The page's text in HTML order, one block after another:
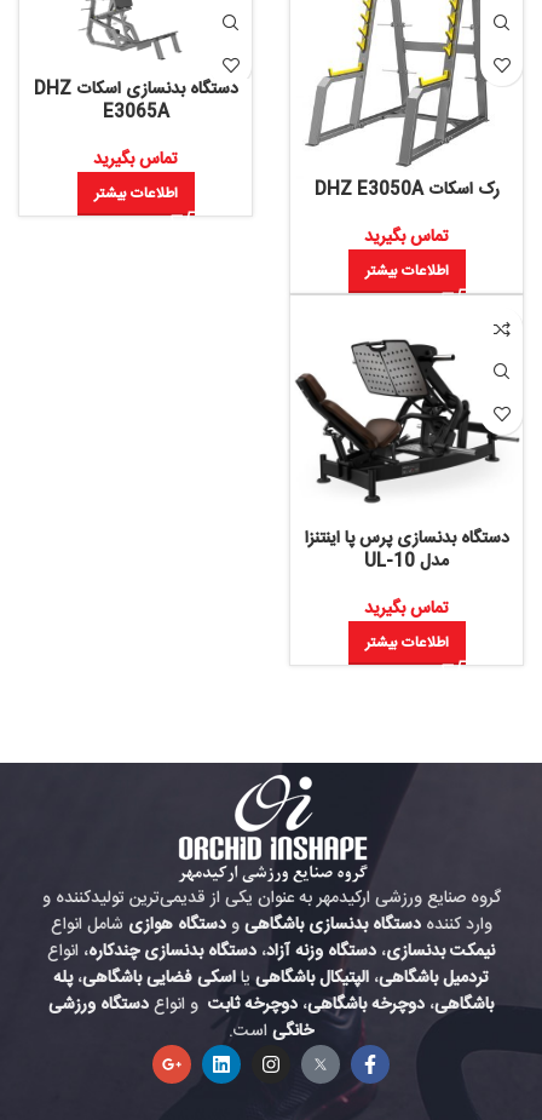
رک اسکات DHZ E3050A
تماس بگیرید
اطلاعات بیشتر
دستگاه بدنسازی اسکات DHZ
E3065A
تماس بگیرید
اطلاعات بیشتر
دستگاه بدنسازی پرس پا اینتنزا
مدل UL-10
تماس بگیرید
اطلاعات بیشتر
گروه صنایع ورزشی ارکیدمهر به عنوان یکی از قدیمی‌ترین تولیدکننده و
وارد کنندهدستگاه بدنسازی باشگاهیودستگاه هوازی شامل انواع
نیمکت بدنسازی، دستگاه وزنه آزاد، دستگاه بدنسازی چندکاره، انواع
تردمیل باشگاهی، الپتیکال باشگاهی یااسکی فضایی باشگاهی،پله
باشگاهی، دوچرخه باشگاهی، دوچرخه ثابت و انواعدستگاه ورزشی
خانگیاست.